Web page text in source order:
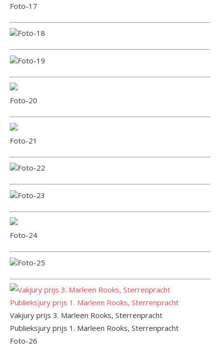
Foto-17
Foto-18
Foto-19
Foto-20
Foto-21
Foto-22
Foto-23
Foto-24
Foto-25
Vakjury prijs 3. Marleen Rooks, Sterrenpracht
Publieksjury prijs 1. Marleen Rooks, Sterrenpracht
Foto-26